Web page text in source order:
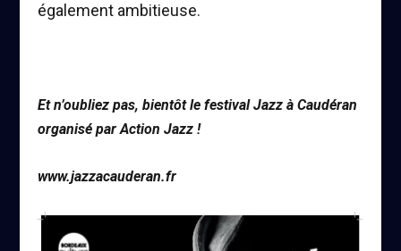
également ambitieuse.
Et n’oubliez pas, bientôt le festival Jazz à Caudéran
organisé par Action Jazz !
www.jazzacauderan.fr